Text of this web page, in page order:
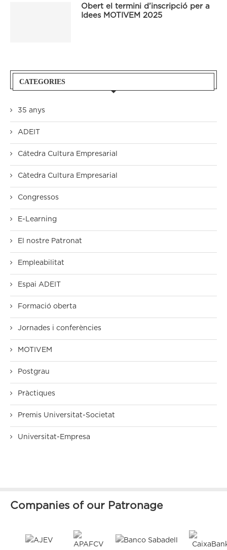
Obert el termini d’inscripció per a
Idees MOTIVEM 2025
CATEGORIES
35 anys
ADEIT
Cátedra Cultura Empresarial
Càtedra Cultura Empresarial
Congressos
E-Learning
El nostre Patronat
Empleabilitat
Espai ADEIT
Formació oberta
Jornades i conferències
MOTIVEM
Postgrau
Pràctiques
Premis Universitat-Societat
Universitat-Empresa
Companies of our Patronage